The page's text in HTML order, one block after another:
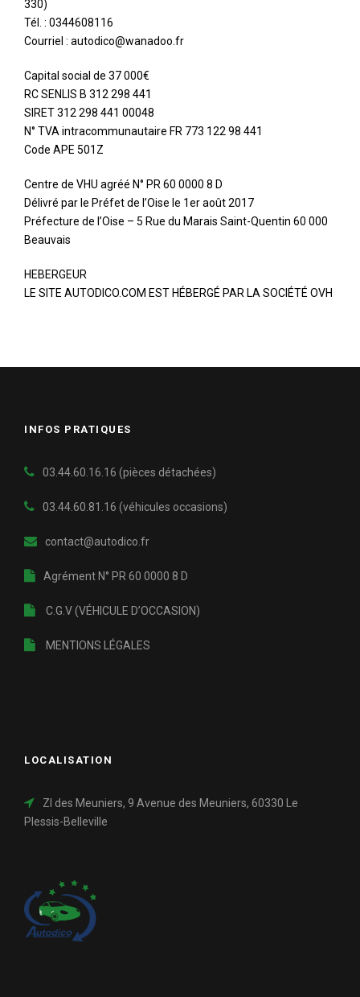
330)
Tél. : 0344608116
Courriel : autodico@wanadoo.fr
Capital social de 37 000€
RC SENLIS B 312 298 441
SIRET 312 298 441 00048
N° TVA intracommunautaire FR 773 122 98 441
Code APE 501Z
Centre de VHU agréé N° PR 60 0000 8 D
Délivré par le Préfet de l’Oise le 1er août 2017
Préfecture de l’Oise – 5 Rue du Marais Saint-Quentin 60 000
Beauvais
HEBERGEUR
LE SITE AUTODICO.COM EST HÉBERGÉ PAR LA SOCIÉTÉ OVH
INFOS PRATIQUES
03.44.60.16.16 (pièces détachées)
03.44.60.81.16 (véhicules occasions)
contact@autodico.fr
Agrément N° PR 60 0000 8 D
C.G.V (VÉHICULE D’OCCASION)
MENTIONS LÉGALES
LOCALISATION
ZI des Meuniers, 9 Avenue des Meuniers, 60330 Le
Plessis-Belleville